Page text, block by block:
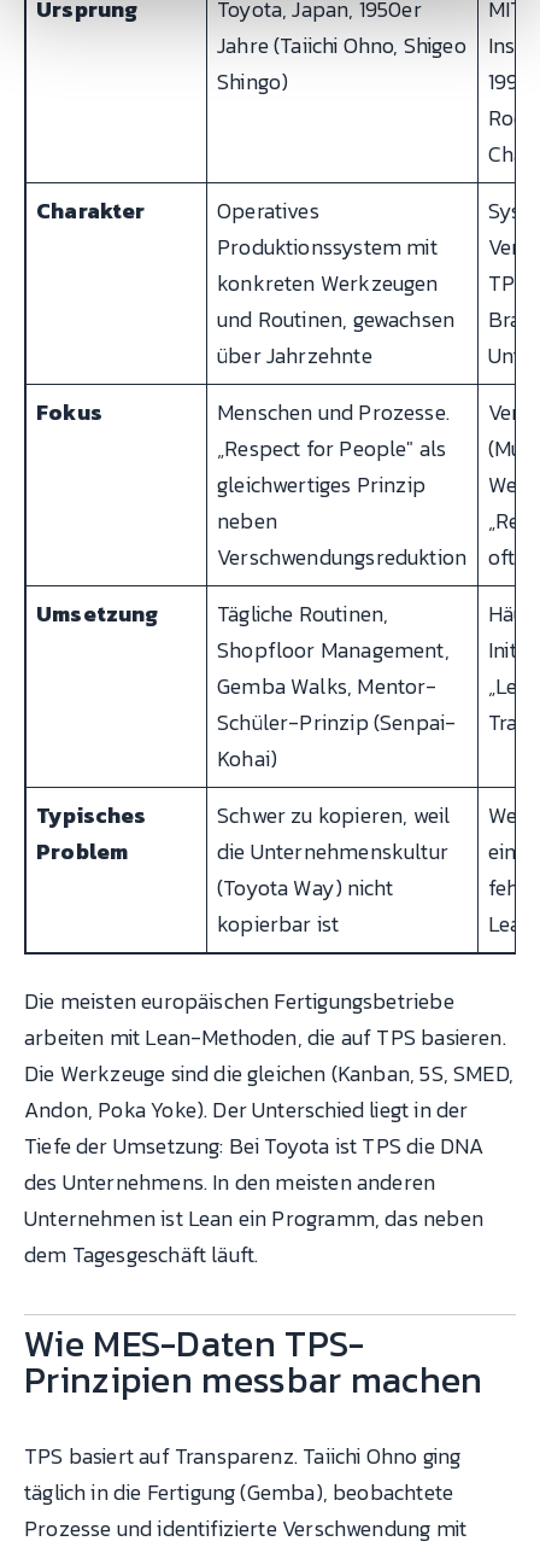
Ursprung
Toyota, Japan, 1950er
Jahre (Taiichi Ohno, Shigeo
Shingo)
MIT
1990
Charakter
Operatives
Produktionssystem mit
konkreten Werkzeugen
und Routinen, gewachsen
über Jahrzehnte
Fokus
Menschen und Prozesse.
„Respect for People" als
gleichwertiges Prinzip
neben
Verschwendungsreduktion
oft
Umsetzung
Tägliche Routinen,
Shopfloor Management,
Gemba Walks, Mentor-
Schüler-Prinzip (Senpai-
Kohai)
Typisches
Problem
Schwer zu kopieren, weil
die Unternehmenskultur
(Toyota Way) nicht
kopierbar ist
Die meisten europäischen Fertigungsbetriebe
arbeiten mit Lean-Methoden, die auf TPS basieren.
Die Werkzeuge sind die gleichen (Kanban, 5S, SMED,
Andon, Poka Yoke). Der Unterschied liegt in der
Tiefe der Umsetzung: Bei Toyota ist TPS die DNA
des Unternehmens. In den meisten anderen
Unternehmen ist Lean ein Programm, das neben
dem Tagesgeschäft läuft.
Wie MES-Daten TPS-
Prinzipien messbar machen
TPS basiert auf Transparenz. Taiichi Ohno ging
täglich in die Fertigung (Gemba), beobachtete
Prozesse und identifizierte Verschwendung mit